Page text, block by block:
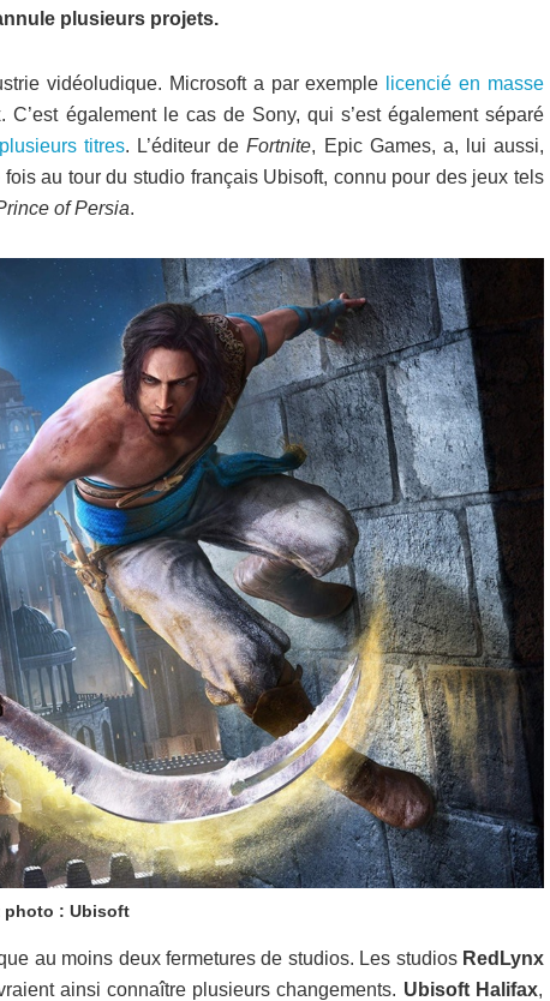
plusieurs projets.
vidéoludique. Microsoft a par exemple
licencié en masse
également le cas de Sony, qui s’est également séparé
titres. L’éditeur deFortnite, Epic Games, a, lui aussi,
fois au tour du studio français Ubisoft, connu pour des jeux tels
of Persia.
photo : Ubisoft
au moins deux fermetures de studios. Les studios RedLynx
ainsi connaître plusieurs changements. Ubisoft Halifax,